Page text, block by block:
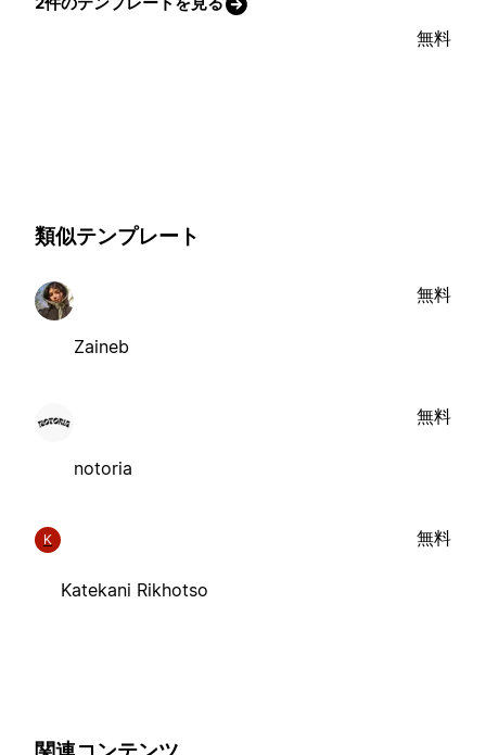
無料
類似テンプレート
Zaineb
無料
notoria
無料
K
Katekani Rikhotso
無料